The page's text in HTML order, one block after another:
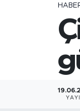
Kültür -